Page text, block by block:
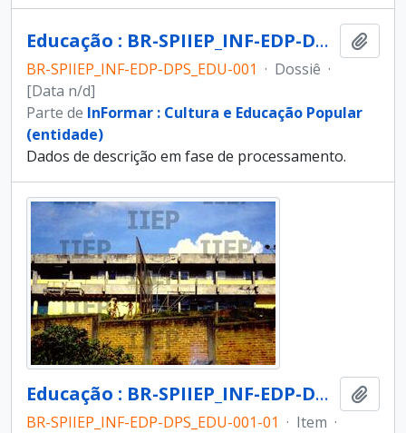
Educação : BR-SPIIEP_INF-EDP-DPS_EDU-001 [dossiê]
BR-SPIIEP_INF-EDP-DPS_EDU-001 · Dossiê ·
[Data n/d]
Parte de InFormar : Cultura e Educação Popular
(entidade)
Dados de descrição em fase de processamento.
Educação : BR-SPIIEP_INF-EDP-DPS_EDU-001-01 [diapositivo]
BR-SPIIEP_INF-EDP-DPS_EDU-001-01 · Item ·